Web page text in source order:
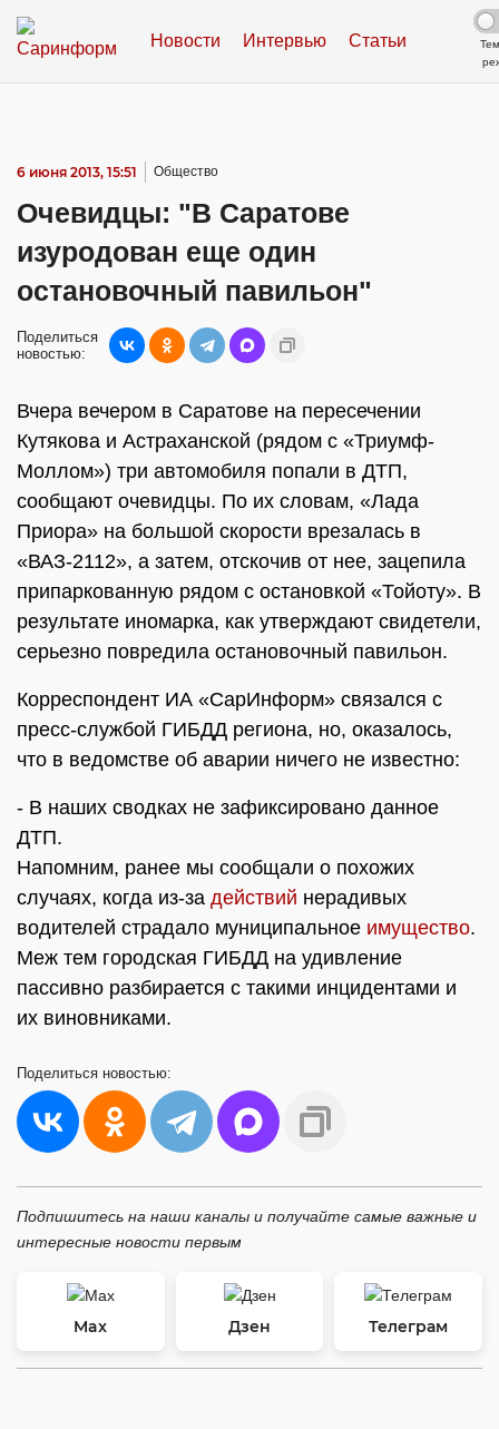
Новости Интервью Статьи
6 июня 2013, 15:51 Общество
Очевидцы: "В Саратове
изуродован еще один
остановочный павильон"
Поделиться
новостью:
Вчера вечером в Саратове на пересечении
Кутякова и Астраханской (рядом с «Триумф-
Моллом») три автомобиля попали в ДТП,
сообщают очевидцы. По их словам, «Лада
Приора» на большой скорости врезалась в
«ВАЗ-2112», а затем, отскочив от нее, зацепила
припаркованную рядом с остановкой «Тойоту». В
результате иномарка, как утверждают свидетели,
серьезно повредила остановочный павильон.
Корреспондент ИА «СарИнформ» связался с
пресс-службой ГИБДД региона, но, оказалось,
что в ведомстве об аварии ничего не известно:
- В наших сводках не зафиксировано данное
ДТП.
Напомним, ранее мы сообщали о похожих
случаях, когда из-за действий нерадивых
водителей страдало муниципальное имущество.
Меж тем городская ГИБДД на удивление
пассивно разбирается с такими инцидентами и
их виновниками.
Поделиться новостью:
Подпишитесь на наши каналы и получайте самые важные и
интересные новости первым
Max Дзен Телеграм